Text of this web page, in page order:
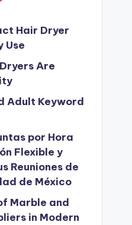
Hair Dryer
Use
Are
Adult Keyword
por Hora
Flexible y
Reuniones de
de México
Marble and
in Modern